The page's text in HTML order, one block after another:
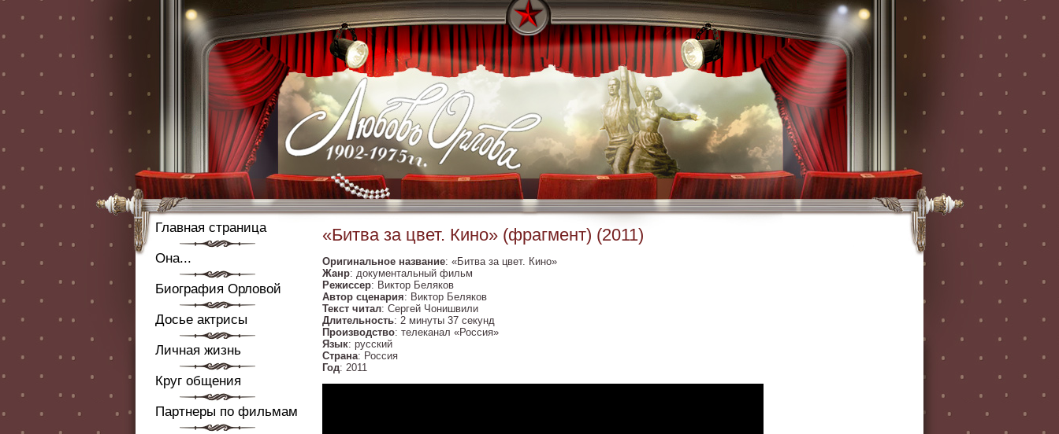
Главная страница
Она...
Биография Орловой
Досье актрисы
Личная жизнь
Круг общения
Партнеры по фильмам
«Битва за цвет. Кино» (фрагмент) (2011)
Оригинальное название: «Битва за цвет. Кино»
Жанр: документальный фильм
Режиссер: Виктор Беляков
Автор сценария: Виктор Беляков
Текст читал: Сергей Чонишвили
Длительность: 2 минуты 37 секунд
Производство: телеканал «Россия»
Язык: русский
Страна: Россия
Год: 2011